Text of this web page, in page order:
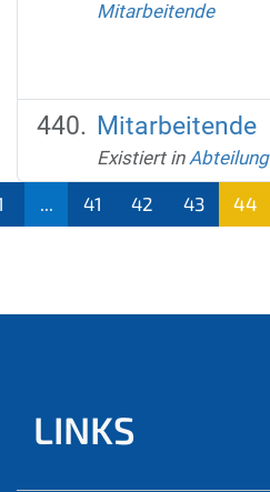
Mitarbeitende
Mitarbeitende
Existiert in Abteilung
41 42 43
44
LINKS